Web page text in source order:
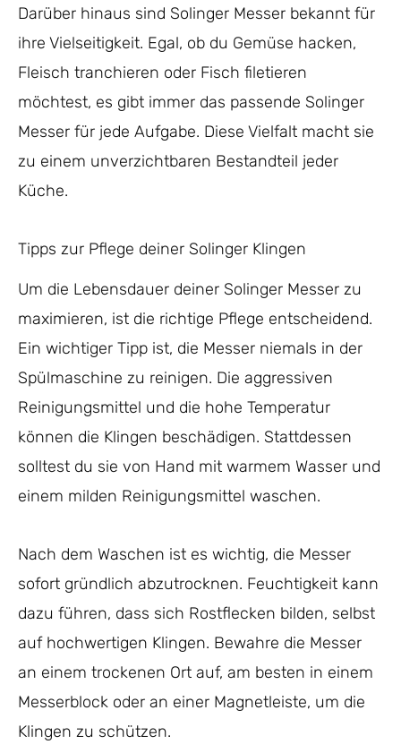
Darüber hinaus sind Solinger Messer bekannt für
ihre Vielseitigkeit. Egal, ob du Gemüse hacken,
Fleisch tranchieren oder Fisch filetieren
möchtest, es gibt immer das passende Solinger
Messer für jede Aufgabe. Diese Vielfalt macht sie
zu einem unverzichtbaren Bestandteil jeder
Küche.
Tipps zur Pflege deiner Solinger Klingen
Um die Lebensdauer deiner Solinger Messer zu
maximieren, ist die richtige Pflege entscheidend.
Ein wichtiger Tipp ist, die Messer niemals in der
Spülmaschine zu reinigen. Die aggressiven
Reinigungsmittel und die hohe Temperatur
können die Klingen beschädigen. Stattdessen
solltest du sie von Hand mit warmem Wasser und
einem milden Reinigungsmittel waschen.
Nach dem Waschen ist es wichtig, die Messer
sofort gründlich abzutrocknen. Feuchtigkeit kann
dazu führen, dass sich Rostflecken bilden, selbst
auf hochwertigen Klingen. Bewahre die Messer
an einem trockenen Ort auf, am besten in einem
Messerblock oder an einer Magnetleiste, um die
Klingen zu schützen.